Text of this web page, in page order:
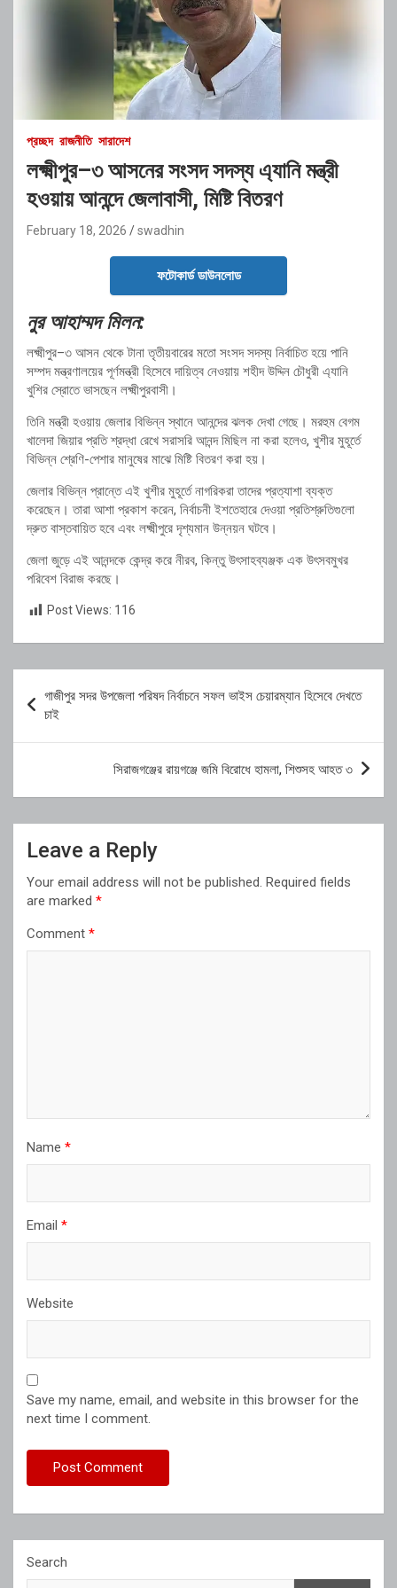
প্রচ্ছদ রাজনীতি সারাদেশ
লক্ষ্মীপুর–৩ আসনের সংসদ সদস্য এ্যানি মন্ত্রী
হওয়ায় আনন্দে জেলাবাসী, মিষ্টি বিতরণ
February 18, 2026 swadhin
ফটোকার্ড ডাউনলোড
নুর আহাম্মদ মিলন:
লক্ষ্মীপুর–৩ আসন থেকে টানা তৃতীয়বারের মতো সংসদ সদস্য নির্বাচিত হয়ে পানি
সম্পদ মন্ত্রণালয়ের পূর্ণমন্ত্রী হিসেবে দায়িত্ব নেওয়ায় শহীদ উদ্দিন চৌধুরী এ্যানি
খুশির স্রোতে ভাসছেন লক্ষ্মীপুরবাসী।
তিনি মন্ত্রী হওয়ায় জেলার বিভিন্ন স্থানে আনন্দের ঝলক দেখা গেছে। মরহুম বেগম
খালেদা জিয়ার প্রতি শ্রদ্ধা রেখে সরাসরি আনন্দ মিছিল না করা হলেও, খুশীর মুহূর্তে
বিভিন্ন শ্রেণি-পেশার মানুষের মাঝে মিষ্টি বিতরণ করা হয়।
জেলার বিভিন্ন প্রান্তে এই খুশীর মুহূর্তে নাগরিকরা তাদের প্রত্যাশা ব্যক্ত
করেছেন। তারা আশা প্রকাশ করেন, নির্বাচনী ইশতেহারে দেওয়া প্রতিশ্রুতিগুলো
দ্রুত বাস্তবায়িত হবে এবং লক্ষ্মীপুরে দৃশ্যমান উন্নয়ন ঘটবে।
জেলা জুড়ে এই আনন্দকে কেন্দ্র করে নীরব, কিন্তু উৎসাহব্যঞ্জক এক উৎসবমুখর
পরিবেশ বিরাজ করছে।
Post Views: 116
navigation
গাজীপুর সদর উপজেলা পরিষদ নির্বাচনে সফল ভাইস চেয়ারম্যান হিসেবে দেখতে
চাই
সিরাজগঞ্জের রায়গঞ্জে জমি বিরোধে হামলা, শিশুসহ আহত ৩
Leave a Reply
Your email address will not be published. Required fields
are marked *
Comment *
Name *
Email *
Website
Save my name, email, and website in this browser for the
next time I comment.
Search